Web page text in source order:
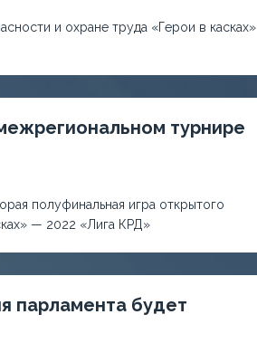
и охране труда «Герои в касках»
турнире
полуфинальная игра открытого
— 2022 «Лига КРД»
парламента будет